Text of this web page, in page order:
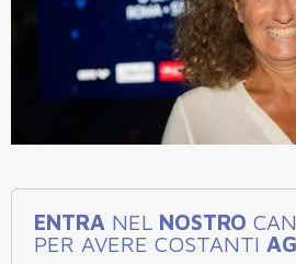
ENTRA NEL NOSTRO
PER AVERE COSTANTI